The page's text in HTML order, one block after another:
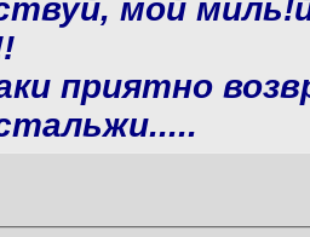
мой
приятно